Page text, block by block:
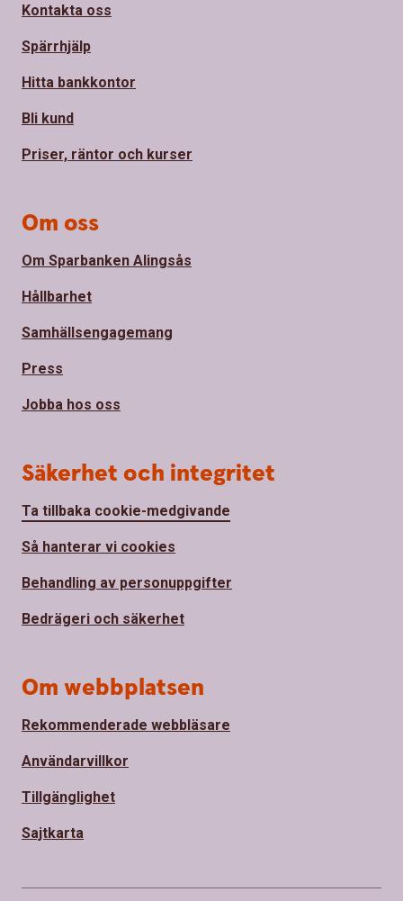
Kontakta oss
Spärrhjälp
Hitta bankkontor
Bli kund
Priser, räntor och kurser
Om oss
Om Sparbanken Alingsås
Hållbarhet
Samhällsengagemang
Press
Jobba hos oss
Säkerhet och integritet
Ta tillbaka cookie-medgivande
Så hanterar vi cookies
Behandling av personuppgifter
Bedrägeri och säkerhet
Om webbplatsen
Rekommenderade webbläsare
Användarvillkor
Tillgänglighet
Sajtkarta